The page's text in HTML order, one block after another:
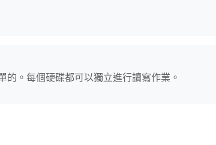
。每個硬碟都可以獨立進行讀寫作業。